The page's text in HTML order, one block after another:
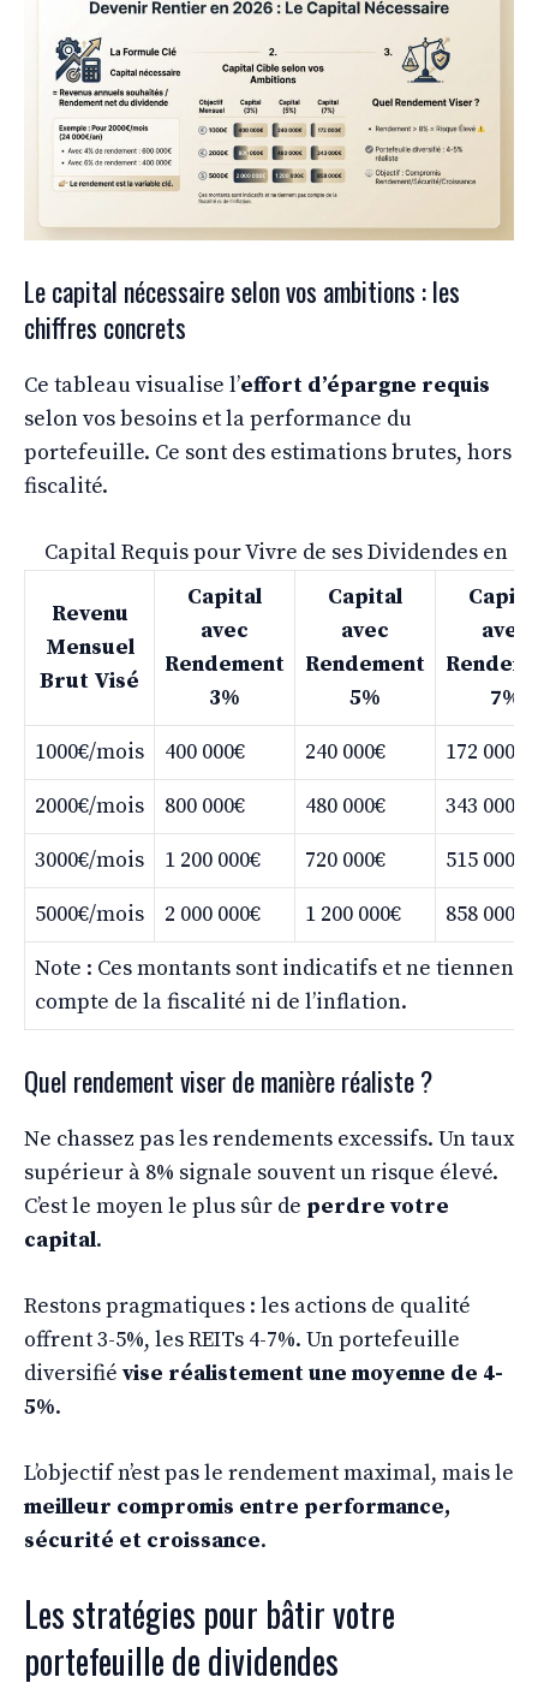
Le capital nécessaire selon vos ambitions : les
chiffres concrets
Ce tableau visualise l’effort d’épargne requis
selon vos besoins et la performance du
portefeuille. Ce sont des estimations brutes, hors
fiscalité.
Capital Requis pour Vivre de ses Dividendes en
Revenu
Mensuel
Brut Visé
Capital
avec
Rendement
3%
Capital
avec
Rendement
5%
avec
7%
1000€/mois
400 000€ 240 000€
172 000€
2000€/mois
800 000€ 480 000€
343 000€
3000€/mois
1 200 000€ 720 000€
515 000€
5000€/mois
2 000 000€ 1 200 000€
858 000€
Note : Ces montants sont indicatifs et ne tiennent
compte de la fiscalité ni de l’inflation.
Quel rendement viser de manière réaliste ?
Ne chassez pas les rendements excessifs. Un taux
supérieur à 8% signale souvent un risque élevé.
C’est le moyen le plus sûr de perdre votre
capital.
Restons pragmatiques : les actions de qualité
offrent 3-5%, les REITs 4-7%. Un portefeuille
diversifiévise réalistement une moyenne de 4-
5%.
L’objectif n’est pas le rendement maximal, mais le
meilleur compromis entre performance,
sécurité et croissance.
Les stratégies pour bâtir votre
portefeuille de dividendes